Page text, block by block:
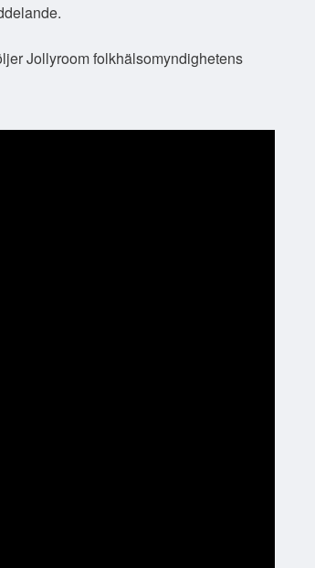
Jollyroom folkhälsomyndighetens